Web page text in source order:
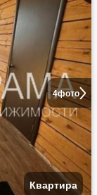
4фото
Квартира